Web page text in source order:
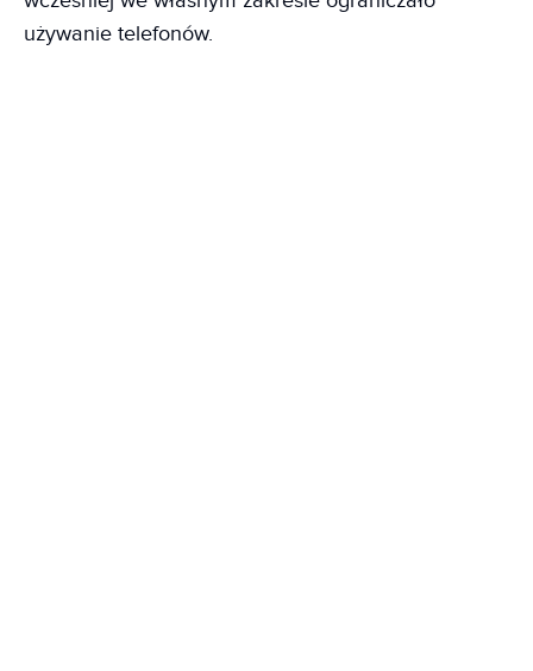
używanie telefonów.